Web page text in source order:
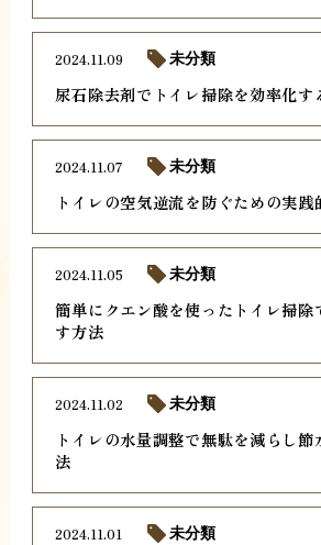
尿石除去剤でトイレ掃除を効率化す
2024.11.09 未分類
トイレの空気逆流を防ぐための実践
2024.11.07 未分類
簡単にクエン酸を使ったトイレ掃除
す方法
2024.11.05 未分類
トイレの水量調整で無駄を減らし節
法
2024.11.02 未分類
2024.11.01 未分類